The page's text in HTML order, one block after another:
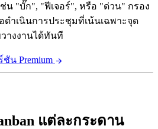
น "บั๊ก", "ฟีเจอร์", หรือ "ด่วน" กรอง
ดำเนินการประชุมที่เน้นเฉพาะจุด
างงานได้ทันที
น Premium arrow_forward
แต่ละกระดาน